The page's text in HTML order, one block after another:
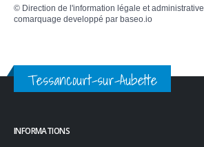
© Direction de l'information légale et administrative
comarquage developpé par baseo.io
Tessancourt-sur-Aubette
INFORMATIONS